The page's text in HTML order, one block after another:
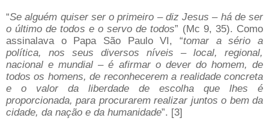
“Se alguém quiser ser o primeiro – diz Jesus – há de ser
o último de todos e o servo de todos” (Mc 9, 35). Como
assinalava o Papa São Paulo VI, “tomar a sério a
política, nos seus diversos níveis – local, regional,
nacional e mundial – é afirmar o dever do homem, de
todos os homens, de reconhecerem a realidade concreta
e o valor da liberdade de escolha que lhes é
proporcionada, para procurarem realizar juntos o bem da
cidade, da nação e da humanidade”. [3]